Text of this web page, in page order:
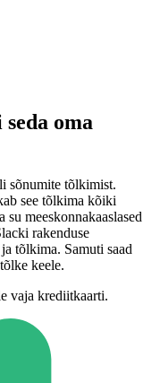
oma
sõnumite tõlkimist.
see tõlkima kõiki
meeskonnakaaslased
rakenduse
tõlkima. Samuti saad
keele.
vaja krediitkaarti.